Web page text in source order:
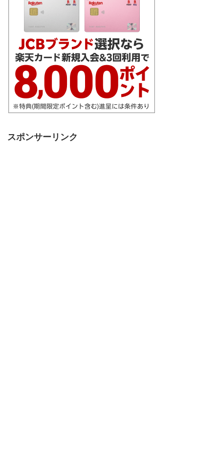
スポンサーリンク